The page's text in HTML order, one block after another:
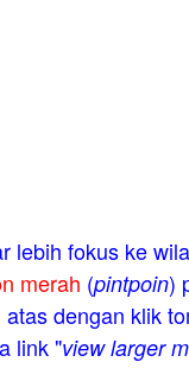
lebih fokus ke
merah (pintpoin)
dengan klik
link "view larger